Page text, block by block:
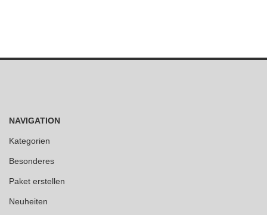
NAVIGATION
Kategorien
Besonderes
Paket erstellen
Neuheiten